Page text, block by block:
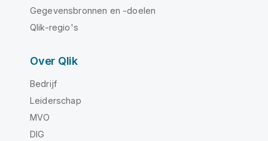
Gegevensbronnen en -doelen
Qlik-regio's
Over Qlik
Bedrijf
Leiderschap
MVO
DIG